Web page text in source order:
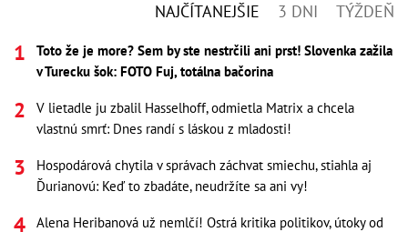
NAJČÍTANEJŠIE 3 DNI TÝŽDEŇ
Toto že je more? Sem by ste nestrčili ani prst! Slovenka zažila
v Turecku šok: FOTO Fuj, totálna bačorina
V lietadle ju zbalil Hasselhoff, odmietla Matrix a chcela
vlastnú smrť: Dnes randí s láskou z mladosti!
Hospodárová chytila v správach záchvat smiechu, stiahla aj
Ďurianovú: Keď to zbadáte, neudržíte sa ani vy!
Alena Heribanová už nemlčí! Ostrá kritika politikov, útoky od